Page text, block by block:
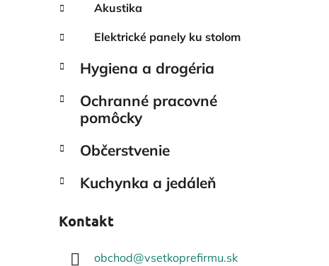
Akustika
Elektrické panely ku stolom
Hygiena a drogéria
Ochranné pracovné
pomôcky
Občerstvenie
Kuchynka a jedáleň
Kontakt
obchod@vsetkoprefirmu.sk